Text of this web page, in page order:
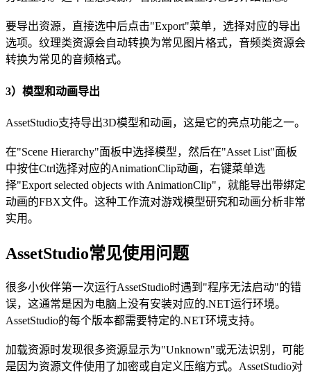
要导出资源，直接选中后点击"Export"菜单，选择对应的导出
选项。纹理类资源会自动转换为常见图片格式，音频类资源会
转换为常见的音频格式。
3）模型和动画导出
AssetStudio支持导出3D模型和动画，这是它的亮点功能之一。
在"Scene Hierarchy"面板中选择模型，然后在"Asset List"面板
中按住Ctrl选择对应的AnimationClip动画，右键菜单选
择"Export selected objects with AnimationClip"，就能导出带绑定
动画的FBX文件。这种工作流对游戏模型研究和动画分析非常
实用。
AssetStudio常见使用问题
很多小伙伴第一次运行AssetStudio时遇到"程序无法启动"的错
误，这通常是因为电脑上没有安装对应的.NET运行环境。
AssetStudio的每个版本都需要特定的.NET环境支持。
加载资源时发现很多资源显示为"Unknown"或无法识别，可能
是因为资源文件使用了加密或自定义压缩方式。AssetStudio对